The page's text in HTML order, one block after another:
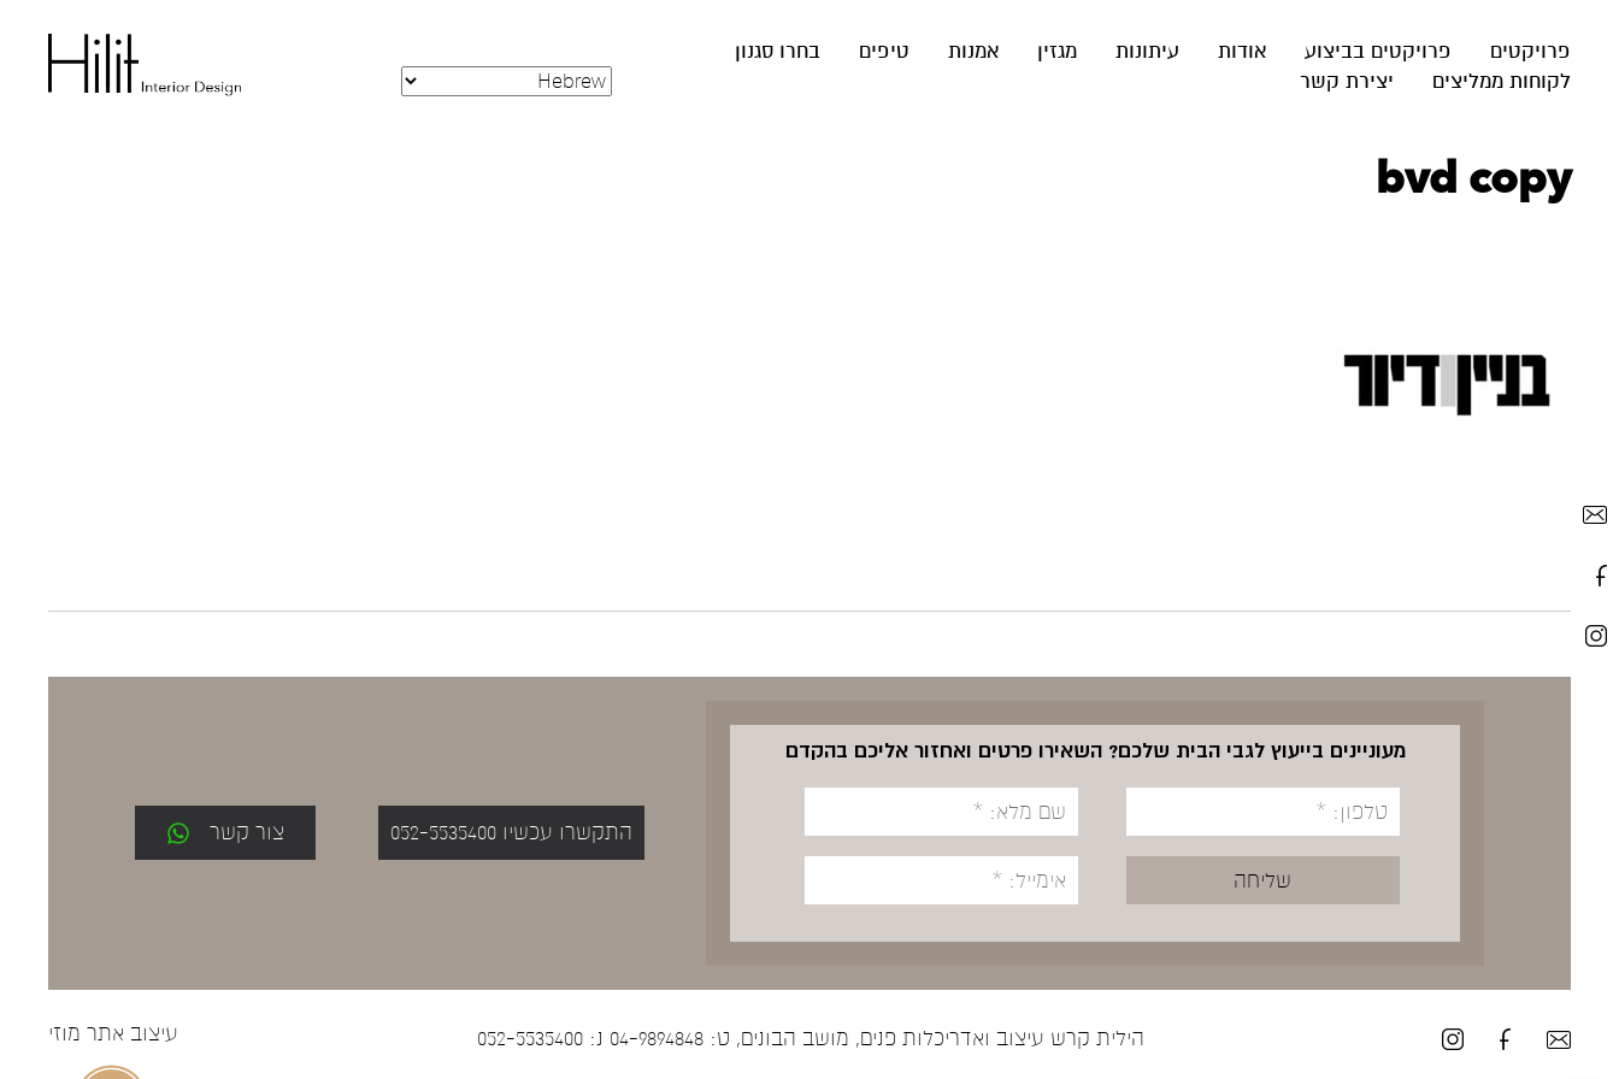
פרויקטים פרויקטים בביצוע אודות עיתונות מגזין אמנות טיפים
בחרו סגנון
לקוחות ממליצים
יצירת קשר
bvd copy
מעוניינים בייעוץ לגבי הבית שלכם? השאירו פרטים ואחזור אליכם בהקדם
התקשרו עכשיו 052-5535400 צור קשר
הילית קרש עיצוב ואדריכלות פנים, מושב הבונים, ט: 04-9894848 נ: 052-5535400 עיצוב אתר מוזי